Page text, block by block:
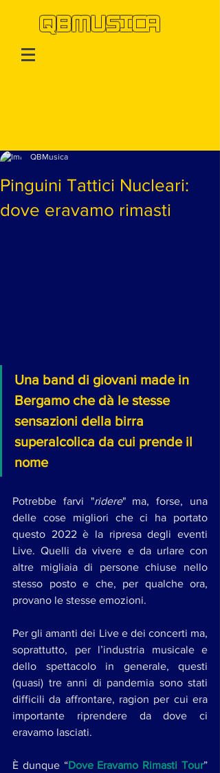
QBMUSICA
Pinguini Tattici Nucleari:
dove eravamo rimasti
QBMusica
Una band di giovani made in
Bergamo che dà le stesse
sensazioni della birra
superalcolica da cui prende il
nome
Potrebbe farvi "ridere" ma, forse, una
delle cose migliori che ci ha portato
questo 2022 è la ripresa degli eventi
Live. Quelli da vivere e da urlare con
altre migliaia di persone chiuse nello
stesso posto e che, per qualche ora,
provano le stesse emozioni.
Per gli amanti dei Live e dei concerti ma,
soprattutto, per l’industria musicale e
dello spettacolo in generale, questi
(quasi) tre anni di pandemia sono stati
difficili da affrontare, ragion per cui era
importante riprendere da dove ci
eravamo lasciati.
È dunque “Dove Eravamo Rimasti Tour”